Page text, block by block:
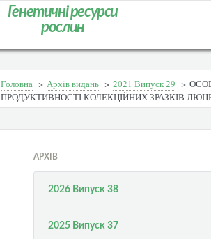
Генетичні ресурси
рослин
Головна > Архів видань > 2021 Випуск 29 >
ПРОДУКТИВНОСТІ КОЛЕКЦІЙНИХ ЗРАЗКІВ
АРХІВ
2026 Випуск 38
2025 Випуск 37